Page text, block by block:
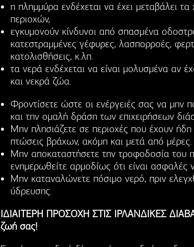
η πλημμύρα ενδέχεται να έχει μεταβάλει
περιοχών,
εγκυμονούν κίνδυνοι από σπασμένα
κατεστραμμένες γέφυρες, λασπορροές,
κατολισθήσεις, κ.λπ.
τα νερά ενδέχεται να είναι μολυσμένα αν
και νεκρά ζώα.
Φροντίσετε ώστε οι ενέργειές σας να μην
και την ομαλή δράση των επιχειρήσεων
Μην πλησιάζετε σε περιοχές που έχουν ήδη
πτώσεις βράχων, ακόμη και μετά από μέρες.
Μην αποκαταστήσετε την τροφοδοσία του
ενημερωθείτε αρμοδίως ότι είναι ασφαλές
Μην καταναλώνετε πόσιμο νερό, πριν
ύδρευσης.
ΙΔΙΑΙΤΕΡΗ ΠΡΟΣΟΧΗ ΣΤΙΣ ΙΡΛΑΝΔΙΚΕΣ
ζωή σας!